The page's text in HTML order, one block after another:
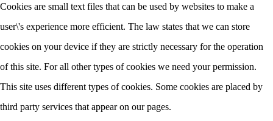
Cookies are small text files that can be used by websites to make a
user\'s experience more efficient. The law states that we can store
cookies on your device if they are strictly necessary for the operation
of this site. For all other types of cookies we need your permission.
This site uses different types of cookies. Some cookies are placed by
third party services that appear on our pages.